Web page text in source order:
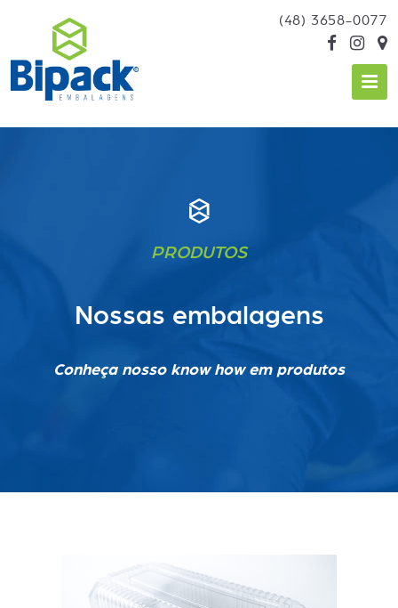
(48) 3658-0077
PRODUTOS
Nossas embalagens
Conheça nosso know how em produtos